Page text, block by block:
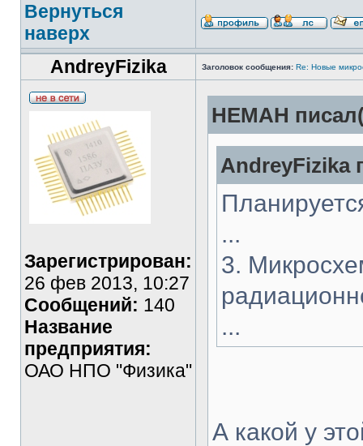
Вернуться
наверх
AndreyFizika
Заголовок сообщения: Re: Новые
Зарегистрирован:
26 фев 2013, 10:27
Сообщений: 140
Название
предприятия:
ОАО НПО "Физика"
HEMAH
AndreyFizika
...
3.
...
А какой у